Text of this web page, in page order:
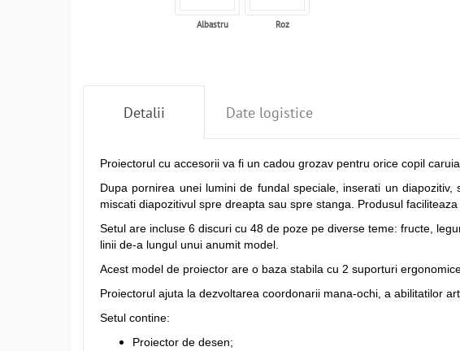
Albastru Roz
Detalii Date logistice
Proiectorul cu accesorii va fi un cadou grozav pentru orice copil
Dupa pornirea unei lumini de fundal speciale, inserati un
miscati diapozitivul spre dreapta sau spre stanga. Produsul
Setul are incluse 6 discuri cu 48 de poze pe diverse teme: fructe,
linii de-a lungul unui anumit model.
Acest model de proiector are o baza stabila cu 2 suporturi
Proiectorul ajuta la dezvoltarea coordonarii mana-ochi, a abilitatilor
Setul contine:
Proiector de desen;